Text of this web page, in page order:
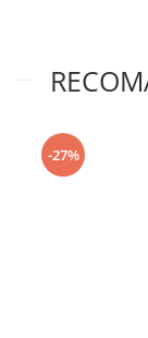
-27%